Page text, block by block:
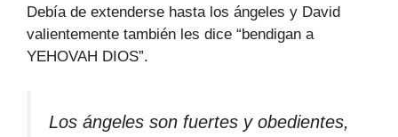
Debía de extenderse hasta los ángeles y David
valientemente también les dice “bendigan a
YEHOVAH DIOS”.
Los ángeles son fuertes y obedientes,